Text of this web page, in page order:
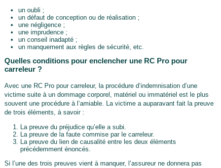
un oubli ;
un défaut de conception ou de réalisation ;
une négligence ;
une imprudence ;
un conseil inadapté ;
un manquement aux règles de sécurité, etc.
Quelles conditions pour enclencher une RC Pro pour
carreleur ?
Avec une RC Pro pour carreleur, la procédure d’indemnisation d’une
victime suite à un dommage corporel, matériel ou immatériel est le plus
souvent une procédure à l’amiable. La victime a auparavant fait la preuve
de trois éléments, à savoir :
La preuve du préjudice qu’elle a subi.
La preuve de la faute commise par le carreleur.
La preuve du lien de causalité entre les deux éléments
précédemment énoncés.
Si l’une des trois preuves vient à manquer, l’assureur ne donnera pas